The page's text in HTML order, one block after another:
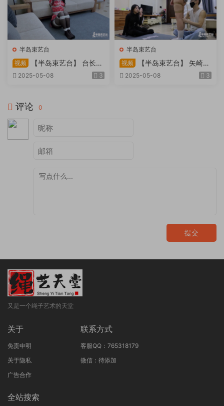
半岛束艺台
视频
【半岛束艺台】 台长不
在的时候
2025-05-08 3
半岛束艺台
视频
【半岛束艺台】 矢崎
泽爱 世界上运气最差的女孩
2025-05-08 3
评论 0
提交
又是一个绳子艺术的天堂
关于
免责申明
关于隐私
广告合作
联系方式
客服QQ：765318179
微信：待添加
全站搜索